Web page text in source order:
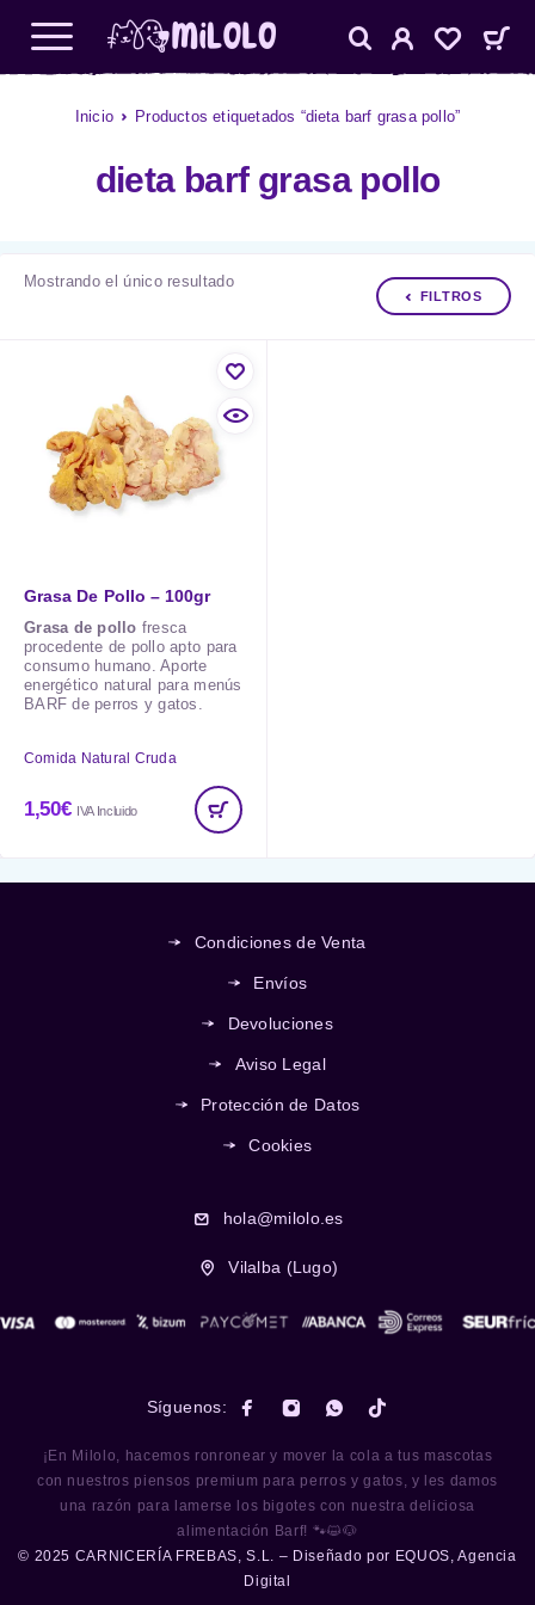
Inicio Productos etiquetados “dieta barf grasa pollo”
dieta barf grasa pollo
Mostrando el único resultado
FILTROS
Grasa De Pollo – 100gr
Grasa de pollo fresca
procedente de pollo apto para
consumo humano. Aporte
energético natural para menús
BARF de perros y gatos.
Comida Natural Cruda
1,50€ IVA Incluido
Condiciones de Venta
Envíos
Devoluciones
Aviso Legal
Protección de Datos
Cookies
hola@milolo.es
Vilalba (Lugo)
Síguenos:
¡En Milolo, hacemos ronronear y mover la cola a tus mascotas
con nuestros piensos premium para perros y gatos, y les damos
una razón para lamerse los bigotes con nuestra deliciosa
alimentación Barf! 🐾😺🐶
© 2025 CARNICERÍA FREBAS, S.L. – Diseñado por EQUOS, Agencia
Digital